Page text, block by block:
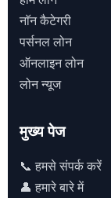
नाॅन कैटेगरी
पर्सनल लोन
ऑनलाइन लोन
लोन न्यूज
मुख्य पेज
📞 हमसे संपर्क करें
👤 हमारे बारे में